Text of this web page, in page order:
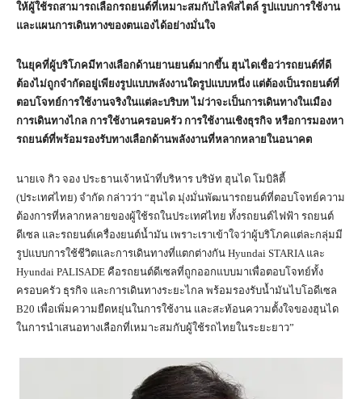
ให้ผู้ใช้รถสามารถเลือกรถยนต์ที่เหมาะสมกับไลฟ์สไตล์ รูปแบบการใช้งาน
และแผนการเดินทางของตนเองได้อย่างมั่นใจ
ในยุคที่ผู้บริโภคมีทางเลือกด้านยานยนต์มากขึ้น ฮุนไดเชื่อว่ารถยนต์ที่ดี
ต้องไม่ถูกจำกัดอยู่เพียงรูปแบบพลังงานใดรูปแบบหนึ่ง แต่ต้องเป็นรถยนต์ที่
ตอบโจทย์การใช้งานจริงในแต่ละบริบท ไม่ว่าจะเป็นการเดินทางในเมือง
การเดินทางไกล การใช้งานครอบครัว การใช้งานเชิงธุรกิจ หรือการมองหา
รถยนต์ที่พร้อมรองรับทางเลือกด้านพลังงานที่หลากหลายในอนาคต
นายเจ กิว จอง ประธานเจ้าหน้าที่บริหาร บริษัท ฮุนได โมบิลิตี้
(ประเทศไทย) จำกัด กล่าวว่า “ฮุนได มุ่งมั่นพัฒนารถยนต์ที่ตอบโจทย์ความ
ต้องการที่หลากหลายของผู้ใช้รถในประเทศไทย ทั้งรถยนต์ไฟฟ้า รถยนต์
ดีเซล และรถยนต์เครื่องยนต์น้ำมัน เพราะเราเข้าใจว่าผู้บริโภคแต่ละกลุ่มมี
รูปแบบการใช้ชีวิตและการเดินทางที่แตกต่างกัน Hyundai STARIA และ
Hyundai PALISADE คือรถยนต์ดีเซลที่ถูกออกแบบมาเพื่อตอบโจทย์ทั้ง
ครอบครัว ธุรกิจ และการเดินทางระยะไกล พร้อมรองรับน้ำมันไบโอดีเซล
B20 เพื่อเพิ่มความยืดหยุ่นในการใช้งาน และสะท้อนความตั้งใจของฮุนได
ในการนำเสนอทางเลือกที่เหมาะสมกับผู้ใช้รถไทยในระยะยาว”